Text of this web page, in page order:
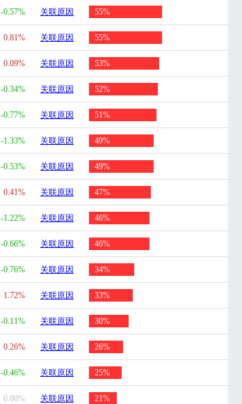
-0.57% 关联原因 55%
0.81% 关联原因 55%
0.09% 关联原因 53%
-0.34% 关联原因 52%
-0.77% 关联原因 51%
-1.33% 关联原因 49%
-0.53% 关联原因 49%
0.41% 关联原因 47%
-1.22% 关联原因 46%
-0.66% 关联原因 46%
-0.76% 关联原因 34%
1.72% 关联原因 33%
-0.11% 关联原因 30%
0.26% 关联原因 26%
-0.46% 关联原因 25%
0.00% 关联原因 21%